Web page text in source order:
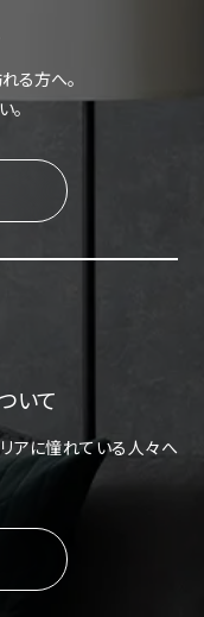
る方へ。
。
いて
アに憧れている人々へ